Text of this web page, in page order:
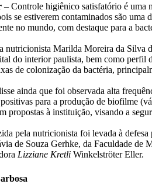
– Controle higiênico satisfatório é uma
se estiverem contaminados são uma
no mundo, com destaque para a
nutricionista Marilda Moreira da Silva
do interior paulista, bem como perfil
de colonização da bactéria,
ainda que foi observada alta
para a produção de biofilme
propostas à instituição, visando a
pela nutricionista foi levada à
de Souza Gerhke, da Faculdade
Lizziane Kretli Winkelströter Eller.